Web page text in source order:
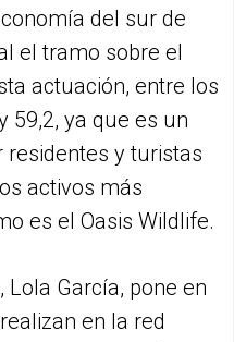
del sur de
el tramo sobre el
actuación, entre los
59,2, ya que es un
y turistas
activos más
es el Oasis Wildlife.
Lola García, pone en
en la red